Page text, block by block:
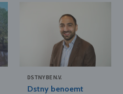
DSTNY BE N.V.
Dstny benoemt